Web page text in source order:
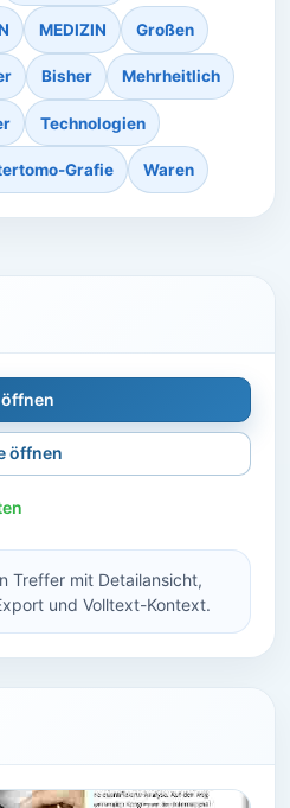
MEDIZIN Großen
Bisher Mehrheitlich
Technologien
Grafie Waren
öffnen
Treffer mit Detailansicht,
und Volltext-Kontext.